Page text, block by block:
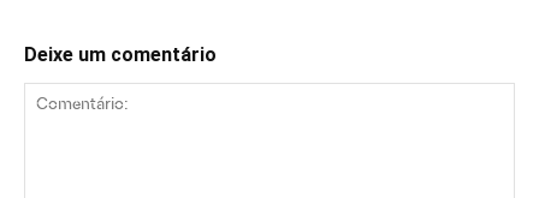
Deixe um comentário